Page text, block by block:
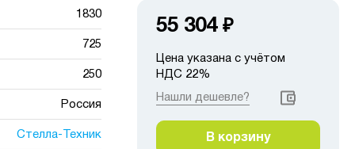
1830
725
250
Россия
Стелла-Техник
55 304 ₽
Цена указана с учётом
НДС 22%
Нашли дешевле?
В корзину